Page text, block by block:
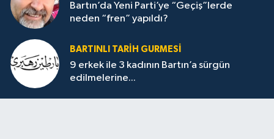
Bartın’da Yeni Parti’ye “Geçiş”lerde
neden “fren” yapıldı?
BARTINLI TARIH GURMESI
9 erkek ile 3 kadının Bartın’a sürgün
edilmelerine...